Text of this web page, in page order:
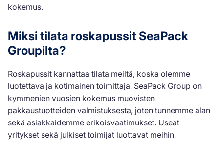
kokemus.
Miksi tilata roskapussit SeaPack
Groupilta?
Roskapussit kannattaa tilata meiltä, koska olemme
luotettava ja kotimainen toimittaja. SeaPack Group on
kymmenien vuosien kokemus muovisten
pakkaustuotteiden valmistuksesta, joten tunnemme alan
sekä asiakkaidemme erikoisvaatimukset. Useat
yritykset sekä julkiset toimijat luottavat meihin.